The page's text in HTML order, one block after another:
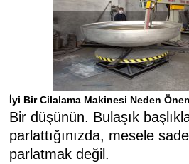
İyi Bir Cilalama Makinesi Neden
Bir düşünün. Bulaşık
parlattığınızda, mesele
parlatmak değil.